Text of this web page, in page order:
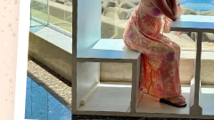
ご予約
温泉・スパ